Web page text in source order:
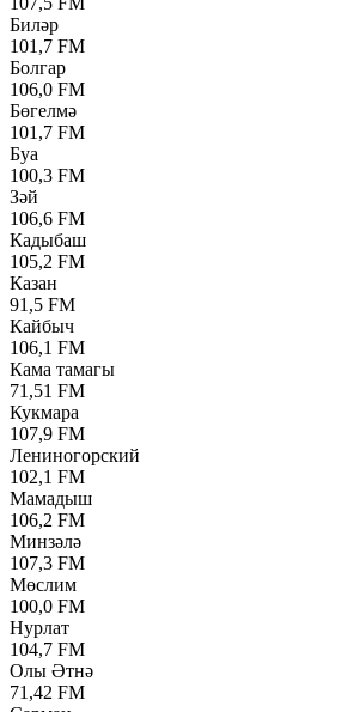
Биләр
101,7 FM
Болгар
106,0 FM
Бөгелмә
101,7 FM
Буа
100,3 FM
Зәй
106,6 FM
Кадыбаш
105,2 FM
Казан
91,5 FM
Кайбыч
106,1 FM
Кама тамагы
71,51 FM
Кукмара
107,9 FM
Лениногорский
102,1 FM
Мамадыш
106,2 FM
Минзәлә
107,3 FM
Мөслим
100,0 FM
Нурлат
104,7 FM
Олы Әтнә
71,42 FM